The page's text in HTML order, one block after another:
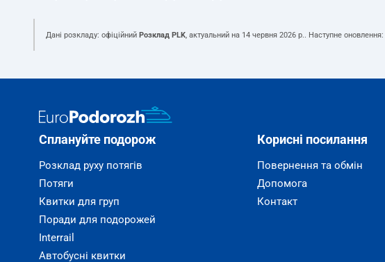
Дані розкладу: офіційний Розклад PLK, актуальний на 14 червня 2026 р.. Наступне оновлення:
Сплануйте подорож
Розклад руху потягів
Потяги
Квитки для груп
Поради для подорожей
Interrail
Автобусні квитки
Корисні посилання
Повернення та обмін
Допомога
Контакт